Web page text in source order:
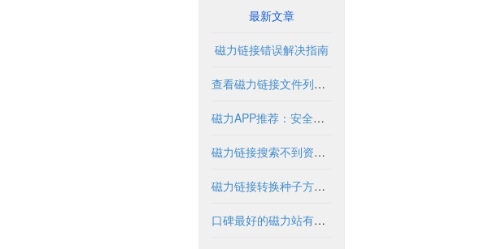
最新文章
磁力链接错误解决指南
查看磁力链接文件列表的实用方法与工具
磁力APP推荐：安全使用指南与优质资源盘点
磁力链接搜索不到资源怎么办？
磁力链接转换种子方法与工具解析
口碑最好的磁力站有哪些推荐？2024年全面解析